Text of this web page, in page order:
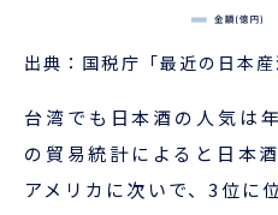
出典：国税庁「最近の日本
台湾でも日本酒の人気は
の貿易統計によると日本
アメリカに次いで、3位に